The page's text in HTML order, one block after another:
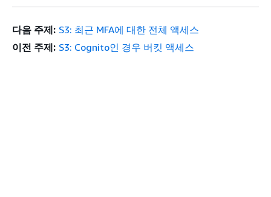
다음 주제: S3: 최근 MFA에 대한 전체 액세스
이전 주제: S3: Cognito인 경우 버킷 액세스